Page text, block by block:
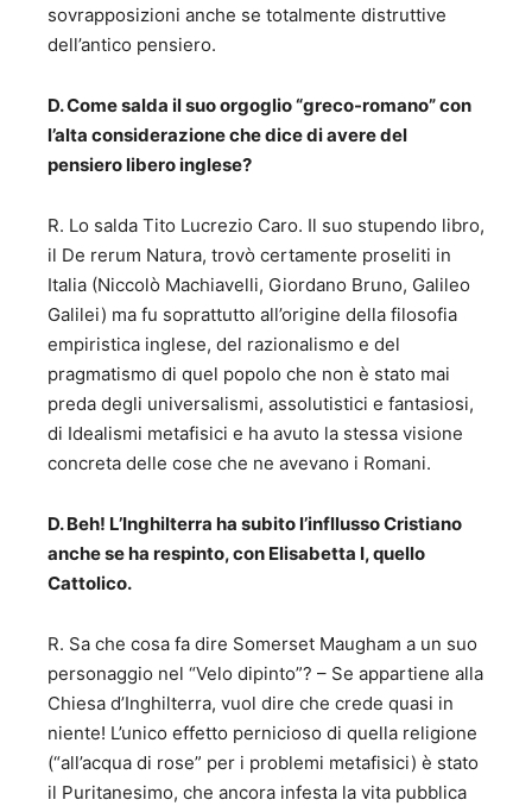
sovrapposizioni anche se totalmente distruttive
dell’antico pensiero.
D. Come salda il suo orgoglio “greco-romano” con
l’alta considerazione che dice di avere del
pensiero libero inglese?
R. Lo salda Tito Lucrezio Caro. Il suo stupendo libro,
il De rerum Natura, trovò certamente proseliti in
Italia (Niccolò Machiavelli, Giordano Bruno, Galileo
Galilei) ma fu soprattutto all’origine della filosofia
empiristica inglese, del razionalismo e del
pragmatismo di quel popolo che non è stato mai
preda degli universalismi, assolutistici e fantasiosi,
di Idealismi metafisici e ha avuto la stessa visione
concreta delle cose che ne avevano i Romani.
D. Beh! L’Inghilterra ha subito l’infllusso Cristiano
anche se ha respinto, con Elisabetta I, quello
Cattolico.
R. Sa che cosa fa dire Somerset Maugham a un suo
personaggio nel “Velo dipinto”? – Se appartiene alla
Chiesa d’Inghilterra, vuol dire che crede quasi in
niente! L’unico effetto pernicioso di quella religione
(“all’acqua di rose” per i problemi metafisici) è stato
il Puritanesimo, che ancora infesta la vita pubblica